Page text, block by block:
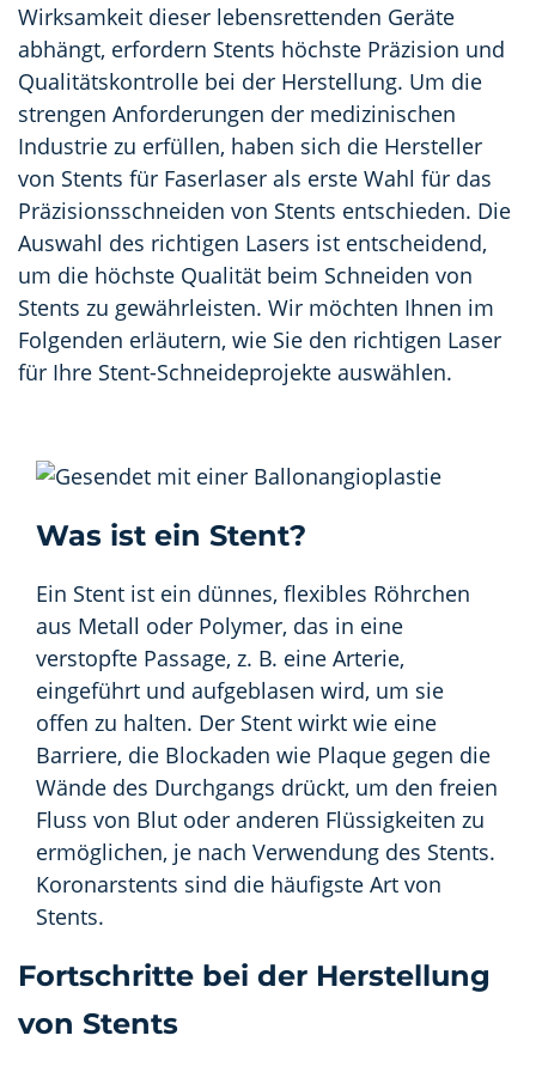
Wirksamkeit dieser lebensrettenden Geräte
abhängt, erfordern Stents höchste Präzision und
Qualitätskontrolle bei der Herstellung. Um die
strengen Anforderungen der medizinischen
Industrie zu erfüllen, haben sich die Hersteller
von Stents für Faserlaser als erste Wahl für das
Präzisionsschneiden von Stents entschieden. Die
Auswahl des richtigen Lasers ist entscheidend,
um die höchste Qualität beim Schneiden von
Stents zu gewährleisten. Wir möchten Ihnen im
Folgenden erläutern, wie Sie den richtigen Laser
für Ihre Stent-Schneideprojekte auswählen.
Was ist ein Stent?
Ein Stent ist ein dünnes, flexibles Röhrchen
aus Metall oder Polymer, das in eine
verstopfte Passage, z. B. eine Arterie,
eingeführt und aufgeblasen wird, um sie
offen zu halten. Der Stent wirkt wie eine
Barriere, die Blockaden wie Plaque gegen die
Wände des Durchgangs drückt, um den freien
Fluss von Blut oder anderen Flüssigkeiten zu
ermöglichen, je nach Verwendung des Stents.
Koronarstents sind die häufigste Art von
Stents.
Fortschritte bei der Herstellung
von Stents